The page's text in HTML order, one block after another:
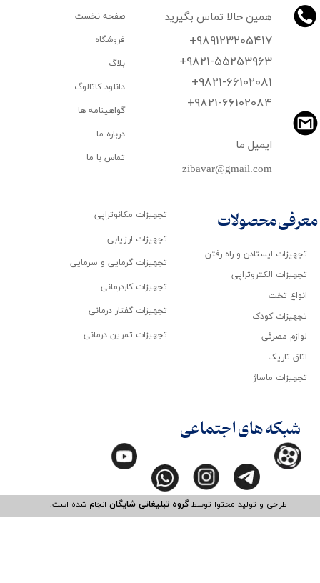
همین حالا تماس بگیرید
+989123205417
+9821-55253963
+9821-66102081
​​​​​​​+9821-66102084
zibavar@gmail.com
ایمیل ما
طراحی و تولید محتوا توسطگروه تبلیغاتی شایگانانجام شده است.​​​​​​​
تجهیزات ایستادن و راه رفتن
تجهیزات الکتروتراپی
انواع تخت
تجهیزات کودک
لوازم مصرفی
اتاق تاریک
تجهیزات ماساژ
صفحه نخست
فروشگاه
بلاگ
دانلود کاتالوگ
گواهینامه ها
درباره ما
تماس با ما
تجهیزات مکانوتراپی
تجهیزات ارزیابی
تجهیزات گرمایی و سرمایی
تجهیزات کاردرمانی
تجهیزات گفتار درمانی
تجهیزات تمرین درمانی
معرفی محصولات
شبکه های اجتماعی